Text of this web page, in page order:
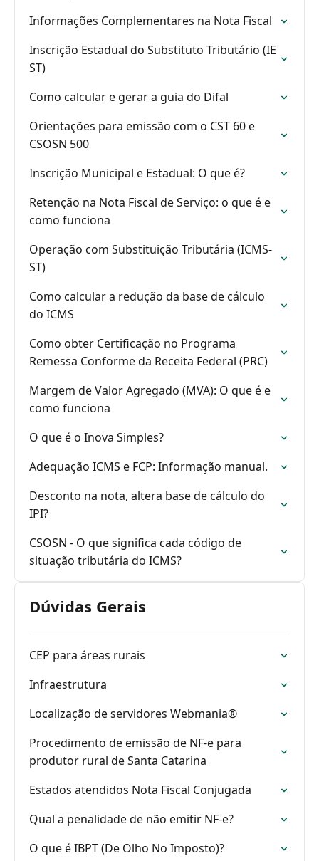
Informações Complementares na Nota Fiscal
Inscrição Estadual do Substituto Tributário (IE
ST)
Como calcular e gerar a guia do Difal
Orientações para emissão com o CST 60 e
CSOSN 500
Inscrição Municipal e Estadual: O que é?
Retenção na Nota Fiscal de Serviço: o que é e
como funciona
Operação com Substituição Tributária (ICMS-
ST)
Como calcular a redução da base de cálculo
do ICMS
Como obter Certificação no Programa
Remessa Conforme da Receita Federal (PRC)
Margem de Valor Agregado (MVA): O que é e
como funciona
O que é o Inova Simples?
Adequação ICMS e FCP: Informação manual.
Desconto na nota, altera base de cálculo do
IPI?
CSOSN - O que significa cada código de
situação tributária do ICMS?
Dúvidas Gerais
CEP para áreas rurais
Infraestrutura
Localização de servidores Webmania®
Procedimento de emissão de NF-e para
produtor rural de Santa Catarina
Estados atendidos Nota Fiscal Conjugada
Qual a penalidade de não emitir NF-e?
O que é IBPT (De Olho No Imposto)?